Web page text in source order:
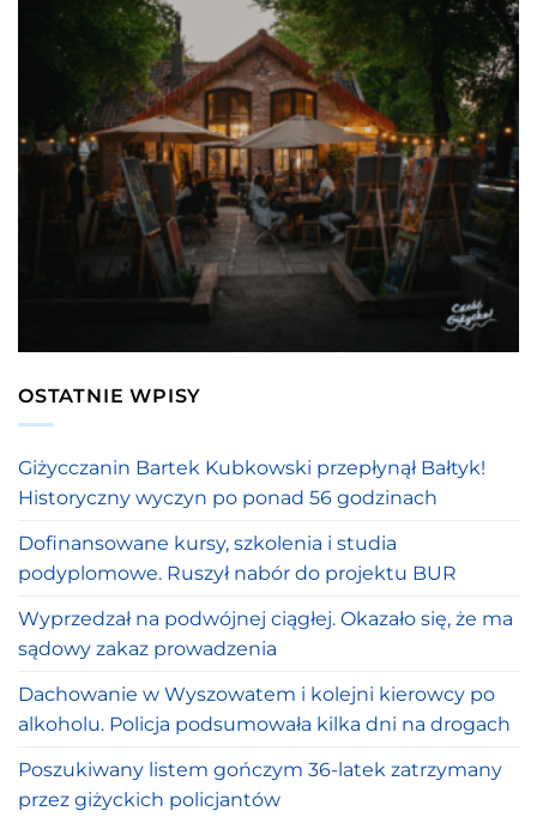
OSTATNIE WPISY
Giżycczanin Bartek Kubkowski przepłynął Bałtyk!
Historyczny wyczyn po ponad 56 godzinach
Dofinansowane kursy, szkolenia i studia
podyplomowe. Ruszył nabór do projektu BUR
Wyprzedzał na podwójnej ciągłej. Okazało się, że ma
sądowy zakaz prowadzenia
Dachowanie w Wyszowatem i kolejni kierowcy po
alkoholu. Policja podsumowała kilka dni na drogach
Poszukiwany listem gończym 36-latek zatrzymany
przez giżyckich policjantów